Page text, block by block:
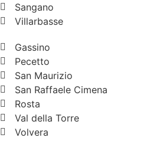
Sangano
Villarbasse
Gassino
Pecetto
San Maurizio
San Raffaele Cimena
Rosta
Val della Torre
Volvera